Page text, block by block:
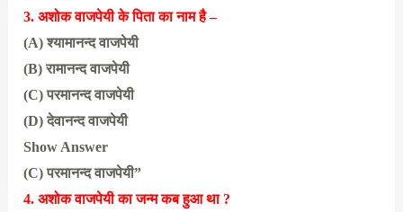
3. अशोक वाजपेयी के पिता का नाम है –
(A) श्यामानन्द वाजपेयी
(B) रामानन्द वाजपेयी
(C) परमानन्द वाजपेयी
(D) देवानन्द वाजपेयी
Show Answer
(C) परमानन्द वाजपेयी”
4. अशोक वाजपेयी का जन्म कब हुआ था ?